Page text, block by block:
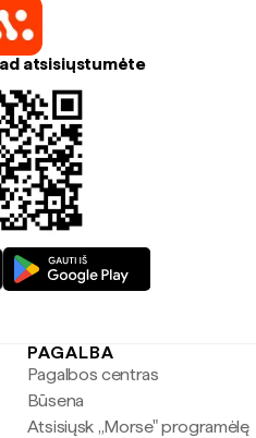
atsisiųstumėte
PAGALBA
Pagalbos centras
Būsena
Atsisiųsk „Morse" programėlę